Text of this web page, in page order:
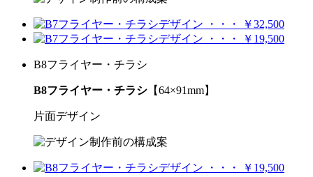
B8フライヤー・チラシ
B8フライヤー・チラシ 【64×91mm】
片面デザイン